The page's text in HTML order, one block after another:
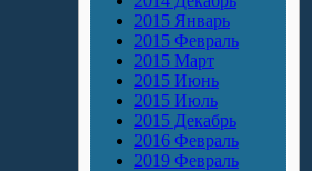
2015 Январь
2015 Февраль
2015 Март
2015 Июнь
2015 Июль
2015 Декабрь
2016 Февраль
2019 Февраль